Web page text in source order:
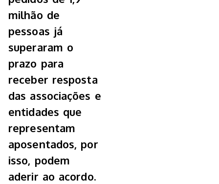
milhão de
pessoas já
superaram o
prazo para
receber resposta
das associações e
entidades que
representam
aposentados, por
isso, podem
aderir ao acordo.